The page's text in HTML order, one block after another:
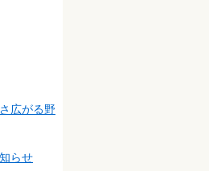
広がる野
らせ